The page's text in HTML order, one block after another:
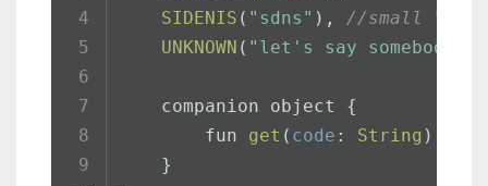
SIDENIS ( "sdns" ), //small
UNKNOWN ( "let's say somebody
    companion object {
        fun
get ( code : String ):
    }